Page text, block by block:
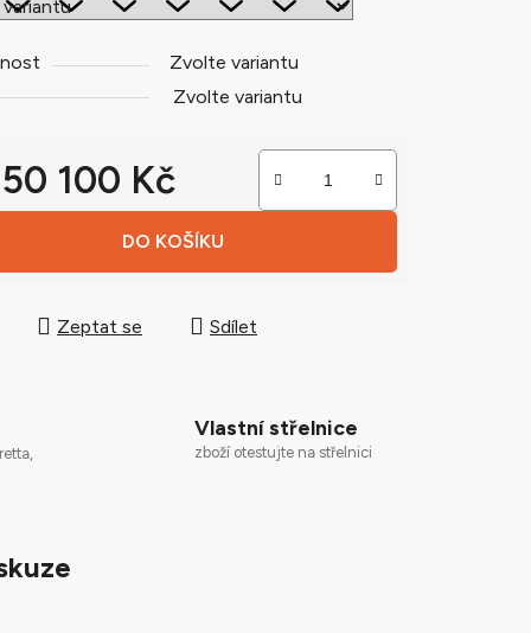
Zvolte variantu
Zvolte variantu
50 100 Kč
cena:
DO KOŠÍKU
Zeptat se Sdílet
Vlastní střelnice
zboží otestujte na střelnici